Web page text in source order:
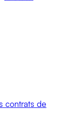
contrats de